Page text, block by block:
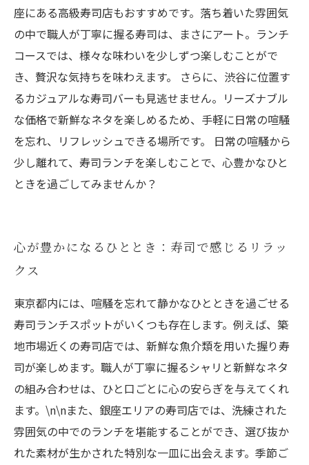
座にある高級寿司店もおすすめです。落ち着いた雰囲気
の中で職人が丁寧に握る寿司は、まさにアート。ランチ
コースでは、様々な味わいを少しずつ楽しむことがで
き、贅沢な気持ちを味わえます。 さらに、渋谷に位置す
るカジュアルな寿司バーも見逃せません。リーズナブル
な価格で新鮮なネタを楽しめるため、手軽に日常の喧騒
を忘れ、リフレッシュできる場所です。 日常の喧騒から
少し離れて、寿司ランチを楽しむことで、心豊かなひと
ときを過ごしてみませんか？
心が豊かになるひととき：寿司で感じるリラッ
クス
東京都内には、喧騒を忘れて静かなひとときを過ごせる
寿司ランチスポットがいくつも存在します。例えば、築
地市場近くの寿司店では、新鮮な魚介類を用いた握り寿
司が楽しめます。職人が丁寧に握るシャリと新鮮なネタ
の組み合わせは、ひと口ごとに心の安らぎを与えてくれ
ます。\n\nまた、銀座エリアの寿司店では、洗練された
雰囲気の中でのランチを堪能することができ、選び抜か
れた素材が生かされた特別な一皿に出会えます。季節ご